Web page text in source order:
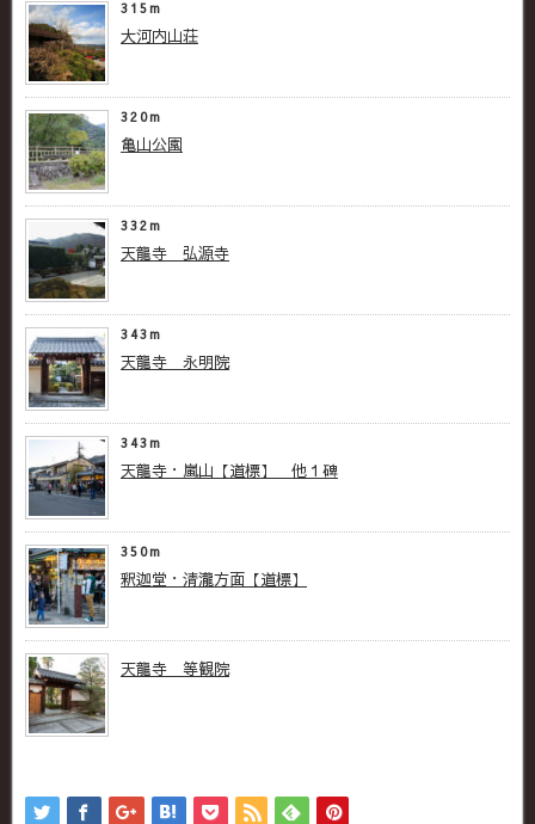
315m
大河内山荘
320m
亀山公園
332m
天龍寺 弘源寺
343m
天龍寺 永明院
343m
天龍寺・嵐山【道標】 他１碑
350m
釈迦堂・清瀧方面【道標】
天龍寺 等観院